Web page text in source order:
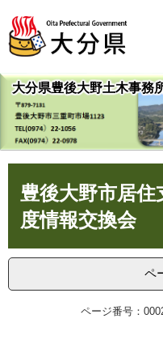
ジ
先
頭
ュ
を
飛
本
大分県豊後大野土木事務
豊後大野市居
度情報交換会
ペ
ページ番号：